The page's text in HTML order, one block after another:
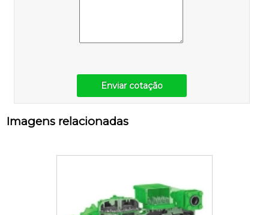
Enviar cotação
Imagens relacionadas